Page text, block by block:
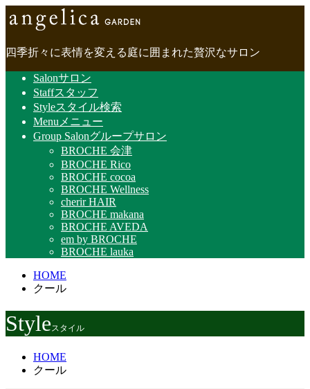
四季折々に表情を変える庭に囲まれた贅沢なサロン
Salonサロン
Staffスタッフ
Styleスタイル検索
Menu メニュー
Group Salonグループサロン
BROCHE 会津
BROCHE Rico
BROCHE cocoa
BROCHE Wellness
cherir HAIR
BROCHE makana
BROCHE AVEDA
em by BROCHE
BROCHE lauka
HOME
クール
Styleスタイル
HOME
クール